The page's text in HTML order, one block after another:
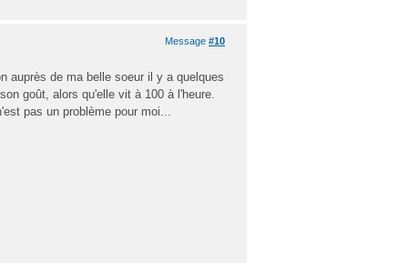
Message#10
auprès de ma belle soeur il y a quelques
goût, alors qu'elle vit à 100 à l'heure.
pas un problème pour moi...